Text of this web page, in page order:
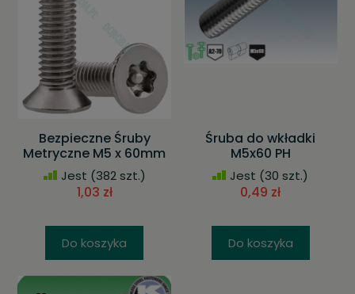
Bezpieczne Śruby
Metryczne M5 x 60mm
Jest (382 szt.)
1,03 zł
Do koszyka
Śruba do wkładki
M5x60 PH
Jest (30 szt.)
0,49 zł
Do koszyka